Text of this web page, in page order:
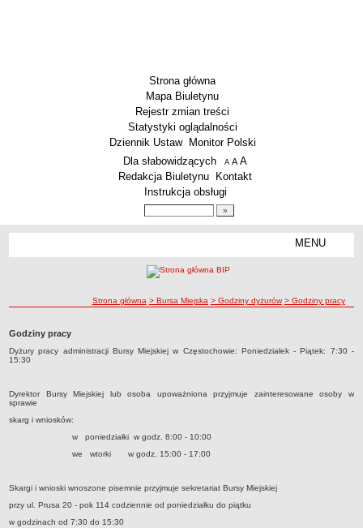
Strona główna
Mapa Biuletynu
Rejestr zmian treści
Statystyki oglądalności
Dziennik Ustaw
Monitor Polski
Menu dodatkowe
Dla słabowidzących A pomniejsz czcionkę
A standardowy rozmiar czcionki
A
Redakcja Biuletynu
Kontakt
Instrukcja obsługi
MENU
Techniczne Zakłady Naukowe
PRZEDSZKOLA
ARCHIWUM SZKÓŁ I PLACÓWEK
Zlikwidowane gimnazja
Przekształcone szkoły i placówki
Wielofunkcyjna Placówka
Specjalny Ośrodek nr 1
ścieżka nawigacji
Strona główna > Bursa Miejska > Godziny dyżurów > Godziny pracy
Godziny pracy
Dyżury pracy administracji Bursy Miejskiej w Częstochowie: Poniedziałek - Piątek: 7:30 -
15:30
Dyrektor Bursy Miejskiej lub osoba upoważniona przyjmuje zainteresowane osoby w
sprawie
skarg i wniosków:
w poniedziałki w godz. 8:00 - 10:00
we wtorki w godz. 15:00 - 17:00
Skargi i wnioski wnoszone pisemnie przyjmuje sekretariat Bursy Miejskiej
przy ul. Prusa 20 - pok 114 codziennie od poniedziałku do piątku
w godzinach od 7:30 do 15:30